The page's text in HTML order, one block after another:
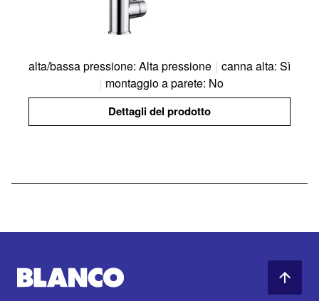
alta/bassa pressione: Alta pressione | canna alta: Sì
| montaggio a parete: No
Dettagli del prodotto